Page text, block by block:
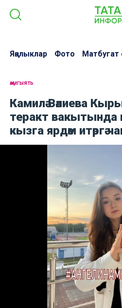
Яңалыклар Фото
җәмгыять
Камилә Вәлиева
теракт вакытында
кызга ярдәм итәргә